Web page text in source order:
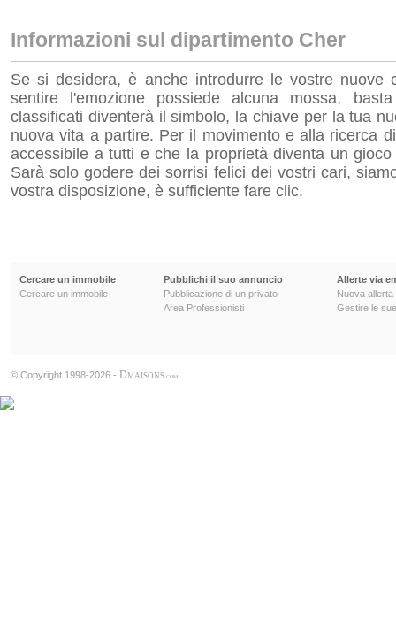
Informazioni sul dipartimento Cher
Se si desidera, è anche introdurre le vostre nuove
sentire l'emozione possiede alcuna mossa,
classificati diventerà il simbolo, la chiave per la tua
nuova vita a partire. Per il movimento e alla ricerca
accessibile a tutti e che la proprietà diventa un
Sarà solo godere dei sorrisi felici dei vostri cari,
vostra disposizione, è sufficiente fare clic.
Cercare un immobile
Cercare un immobile
Pubblichi il suo annuncio
Pubblicazione di un privato
Area Professionisti
Allerte via
Nuova allerta
Gestire le
© Copyright 1998-2026 - DMAISONS .COM